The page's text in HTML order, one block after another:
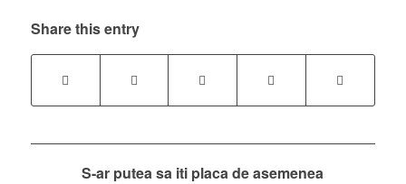
Share this entry
S-ar putea sa iti placa de asemenea